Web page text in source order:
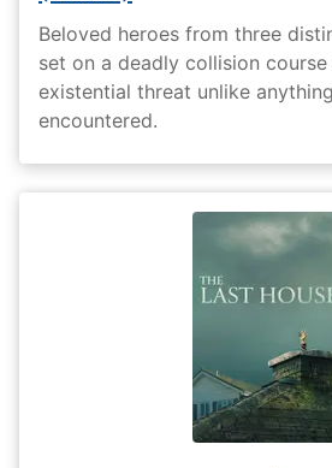
Beloved heroes from three
set on a deadly collision
existential threat unlike
encountered.